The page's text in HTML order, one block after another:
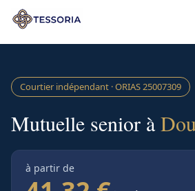
Aller au contenu principal
Courtier indépendant · ORIAS25007309
Mutuelle senior à
à partir de